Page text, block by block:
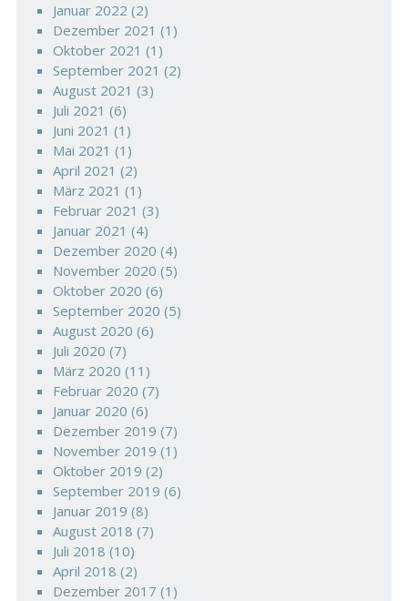
Januar 2022 (2)
Dezember 2021 (1)
Oktober 2021 (1)
September 2021 (2)
August 2021 (3)
Juli 2021 (6)
Juni 2021 (1)
Mai 2021 (1)
April 2021 (2)
März 2021 (1)
Februar 2021 (3)
Januar 2021 (4)
Dezember 2020 (4)
November 2020 (5)
Oktober 2020 (6)
September 2020 (5)
August 2020 (6)
Juli 2020 (7)
März 2020 (11)
Februar 2020 (7)
Januar 2020 (6)
Dezember 2019 (7)
November 2019 (1)
Oktober 2019 (2)
September 2019 (6)
Januar 2019 (8)
August 2018 (7)
Juli 2018 (10)
April 2018 (2)
Dezember 2017 (1)